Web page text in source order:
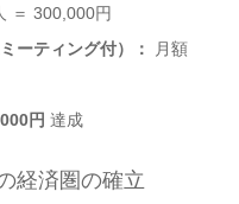
＝ 300,000円
ーティング付）：
月額
円 達成
経済圏の確立